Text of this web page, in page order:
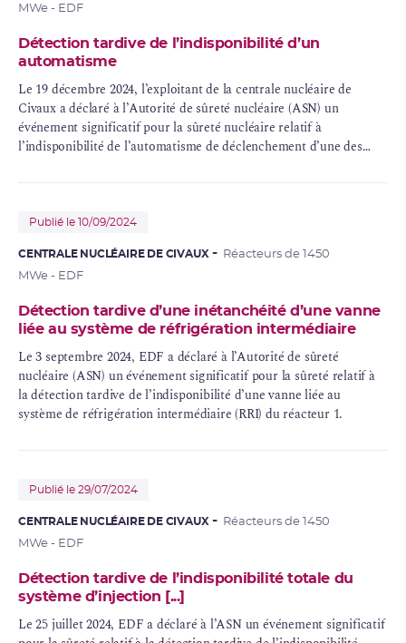
MWe - EDF
Détection tardive de l’indisponibilité d’un
automatisme
Le 19 décembre 2024, l’exploitant de la centrale nucléaire de
Civaux a déclaré à l’Autorité de sûreté nucléaire (ASN) un
événement significatif pour la sûreté nucléaire relatif à
l’indisponibilité de l’automatisme de déclenchement d’une des
Publié le 10/09/2024
CENTRALE NUCLÉAIRE DE CIVAUX
Réacteurs de 1450
MWe - EDF
Détection tardive d’une inétanchéité d’une vanne
liée au système de réfrigération intermédiaire
Le 3 septembre 2024, EDF a déclaré à l’Autorité de sûreté
nucléaire (ASN) un événement significatif pour la sûreté relatif à
la détection tardive de l’indisponibilité d’une vanne liée au
système de réfrigération intermédiaire (RRI) du réacteur 1.
Publié le 29/07/2024
CENTRALE NUCLÉAIRE DE CIVAUX
Réacteurs de 1450
MWe - EDF
Détection tardive de l’indisponibilité totale du
système d’injection [...]
Le 25 juillet 2024, EDF a déclaré à l’ASN un événement significatif